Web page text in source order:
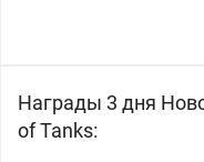
Награды 3 дня
of Tanks: